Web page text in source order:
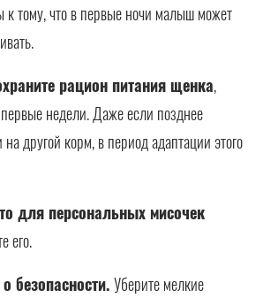
к тому, что в первые ночи малыш может
рацион питания щенка,
недели. Даже если позднее
другой корм, в период адаптации этого
для персональных мисочек
его.
безопасности.Уберите мелкие